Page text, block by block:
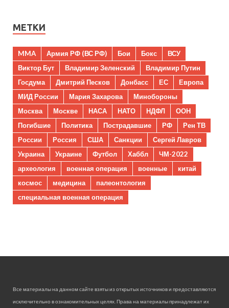
МЕТКИ
MMA Армия РФ (ВС РФ) Бои Бокс
ВСУ
Виктор Бут
Владимир Зеленский
Владимир Путин
Госдума
Дмитрий Песков Донбасс ЕС
Европа
МИД России
Мария Захарова
Минобороны
Москва
Москве НАСА НАТО НДФЛ
ООН
Погибшие
Политика Пострадавшие РФ
Рен ТВ
России
Россия США Санкции
Сергей Лавров
Украина
Украине Футбол Хаббл
ЧМ-2022
археология
военная операция военные
китай
космос
медицина
палеонтология
специальная военная операция
Все материалы на данном сайте взяты из открытых источников и предоставляются
исключительно в ознакомительных целях. Права на материалы принадлежат их